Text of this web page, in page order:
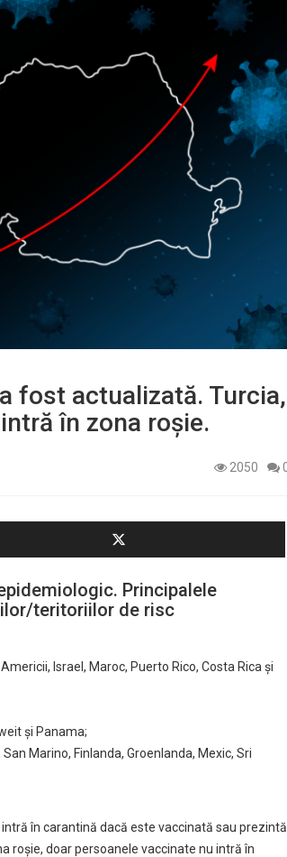
fost actualizată. Turcia,
în zona roșie.
2050
Principalele
teritoriilor de risc
Israel, Maroc, Puerto Rico, Costa Rica și
și Panama;
Marino, Finlanda, Groenlanda, Mexic, Sri
în carantină dacă este vaccinată sau prezintă
roşie, doar persoanele vaccinate nu intră în